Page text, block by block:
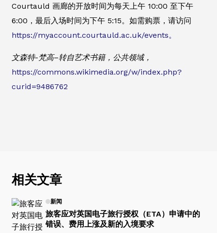
Courtauld 画廊的开放时间为每天上午 10:00 至下午
6:00，最后入场时间为下午 5:15。如需购票，请访问
https://myaccount.courtauld.ac.uk/events。
文森特-梵高–转自艺术书籍，公共领域，
https://commons.wikimedia.org/w/index.php?
curid=9486762
相关文章
新闻
旅客应对英国电子旅行授权（ETA）申请中的
错误、费用上涨及新的入境要求